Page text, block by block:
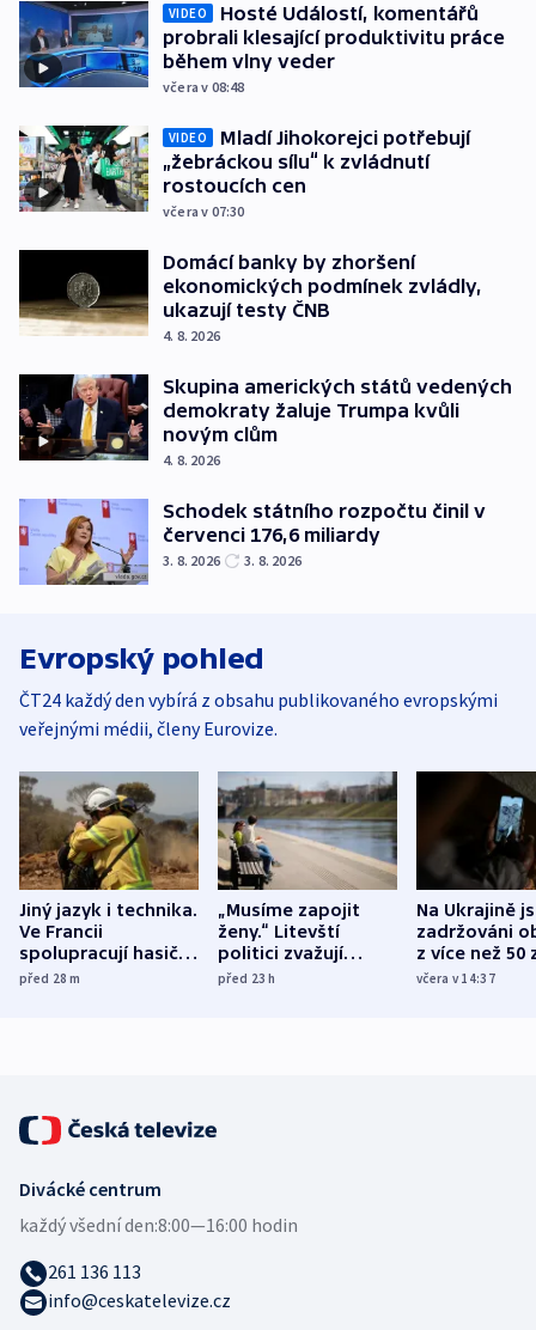
VIDEO
Hosté Událostí, komentářů
probrali klesající produktivitu práce
během vlny veder
včera v 08:48
VIDEO
Mladí Jihokorejci potřebují
„žebráckou sílu“ k zvládnutí
rostoucích cen
včera v 07:30
Domácí banky by zhoršení
ekonomických podmínek zvládly,
ukazují testy ČNB
4. 8. 2026
Skupina amerických států vedených
demokraty žaluje Trumpa kvůli
novým clům
4. 8. 2026
Schodek státního rozpočtu činil v
červenci 176,6 miliardy
3. 8. 2026 3. 8. 2026
Evropský pohled
ČT24 každý den vybírá z obsahu publikovaného evropskými
veřejnými médii, členy Eurovize.
Jiný jazyk i technika.
Ve Francii
spolupracují hasiči z
různých zemí
před 28m
„Musíme zapojit
ženy.“ Litevští
politici zvažují
dohodu o
před 23h
Na Ukrajině
zadržováni
z více než 50
Bojovali na
včera v 14:37
Divácké centrum
každý všední den:8:00—16:00 hodin
261 136 113
info@ceskatelevize.cz